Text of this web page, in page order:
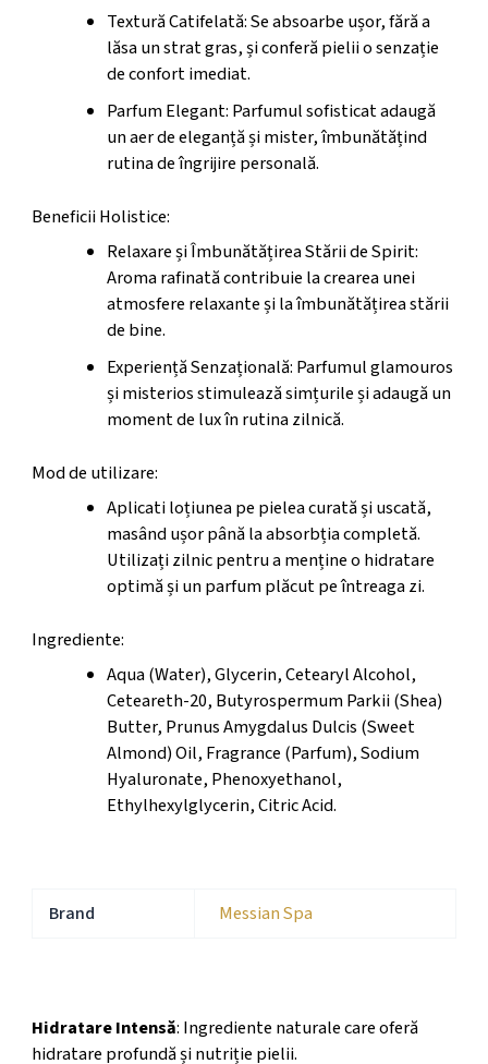
Textură Catifelată: Se absoarbe ușor, fără a
lăsa un strat gras, și conferă pielii o senzație
de confort imediat.
Parfum Elegant: Parfumul sofisticat adaugă
un aer de eleganță și mister, îmbunătățind
rutina de îngrijire personală.
Beneficii Holistice:
Relaxare și Îmbunătățirea Stării de Spirit:
Aroma rafinată contribuie la crearea unei
atmosfere relaxante și la îmbunătățirea stării
de bine.
Experiență Senzațională: Parfumul glamouros
și misterios stimulează simțurile și adaugă un
moment de lux în rutina zilnică.
Mod de utilizare:
Aplicati loțiunea pe pielea curată și uscată,
masând ușor până la absorbția completă.
Utilizați zilnic pentru a menține o hidratare
optimă și un parfum plăcut pe întreaga zi.
Ingrediente:
Aqua (Water), Glycerin, Cetearyl Alcohol,
Ceteareth-20, Butyrospermum Parkii (Shea)
Butter, Prunus Amygdalus Dulcis (Sweet
Almond) Oil, Fragrance (Parfum), Sodium
Hyaluronate, Phenoxyethanol,
Ethylhexylglycerin, Citric Acid.
Brand Messian Spa
Hidratare Intensă: Ingrediente naturale care oferă
hidratare profundă și nutriție pielii.